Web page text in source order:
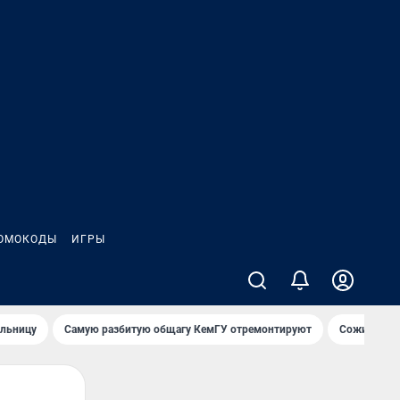
ИГРЫ
Самую разбитую общагу КемГУ отремонтируют